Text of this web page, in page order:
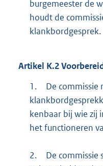
burgemeester de
houdt de
klankbordgesprek.
Artikel K.2
1.
De commissie
kenbaar bij wie zij
het functioneren
2.
De commissie